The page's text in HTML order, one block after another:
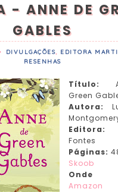
- ANNE DE
GABLES
DIVULGAÇÕES, EDITORA
RESENHAS
Título:
Green
Autora:
Editora:
Fontes
Páginas:
Skoob
Onde
Amazon